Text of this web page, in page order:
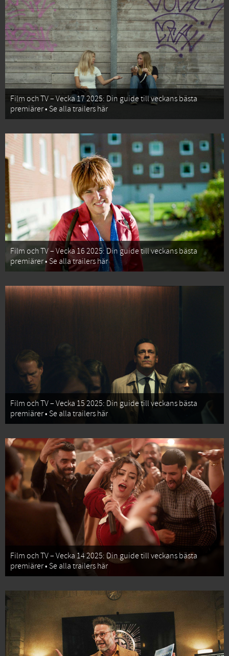
Film och TV – Vecka 17 2025: Din guide till veckans bästa
premiärer • Se alla trailers här
Film och TV – Vecka 16 2025: Din guide till veckans bästa
premiärer • Se alla trailers här
Film och TV – Vecka 15 2025: Din guide till veckans bästa
premiärer • Se alla trailers här
Film och TV – Vecka 14 2025: Din guide till veckans bästa
premiärer • Se alla trailers här